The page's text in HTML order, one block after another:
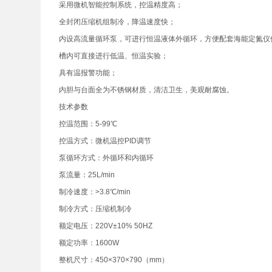
采用微机智能控制系统，控温精度高；
全封闭压缩机组制冷，降温速度快；
内设高流量循环泵，可进行恒温液体外循环，方便配套海能定氮仪
槽内可直接进行低温、恒温实验；
具有温报警功能；
内胆与台面全为不锈钢材质，清洁卫生，美观耐腐蚀。
技术参数
控温范围：5-99℃
控温方式：微机温控PID调节
泵循环方式：外循环和内循环
泵流量：25L/min
制冷速度：>3.8℃/min
制冷方式：压缩机制冷
额定电压：220V±10% 50HZ
额定功率：1600W
整机尺寸：450×370×790（mm）